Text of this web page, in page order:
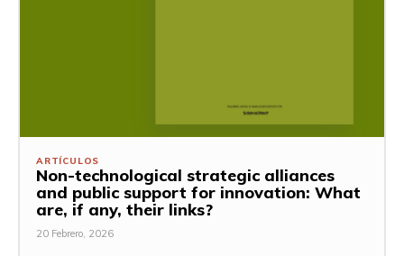
ARTÍCULOS
Non-technological strategic alliances
and public support for innovation: What
are, if any, their links?
20 Febrero, 2026